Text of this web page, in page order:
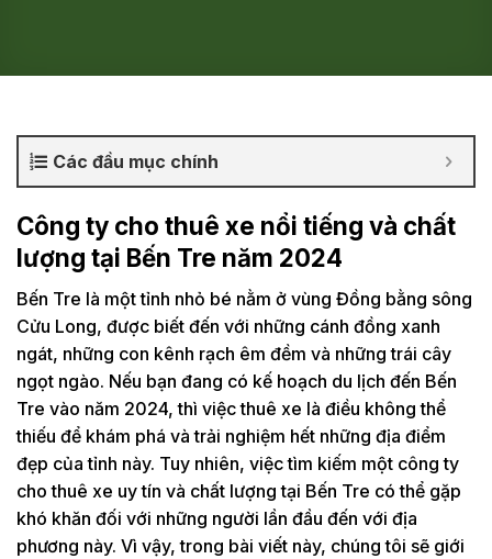
Các đầu mục chính
Công ty cho thuê xe nổi tiếng và chất
lượng tại Bến Tre năm 2024
Bến Tre là một tỉnh nhỏ bé nằm ở vùng Đồng bằng sông
Cửu Long, được biết đến với những cánh đồng xanh
ngát, những con kênh rạch êm đềm và những trái cây
ngọt ngào. Nếu bạn đang có kế hoạch du lịch đến Bến
Tre vào năm 2024, thì việc thuê xe là điều không thể
thiếu để khám phá và trải nghiệm hết những địa điểm
đẹp của tỉnh này. Tuy nhiên, việc tìm kiếm một công ty
cho thuê xe uy tín và chất lượng tại Bến Tre có thể gặp
khó khăn đối với những người lần đầu đến với địa
phương này. Vì vậy, trong bài viết này, chúng tôi sẽ giới